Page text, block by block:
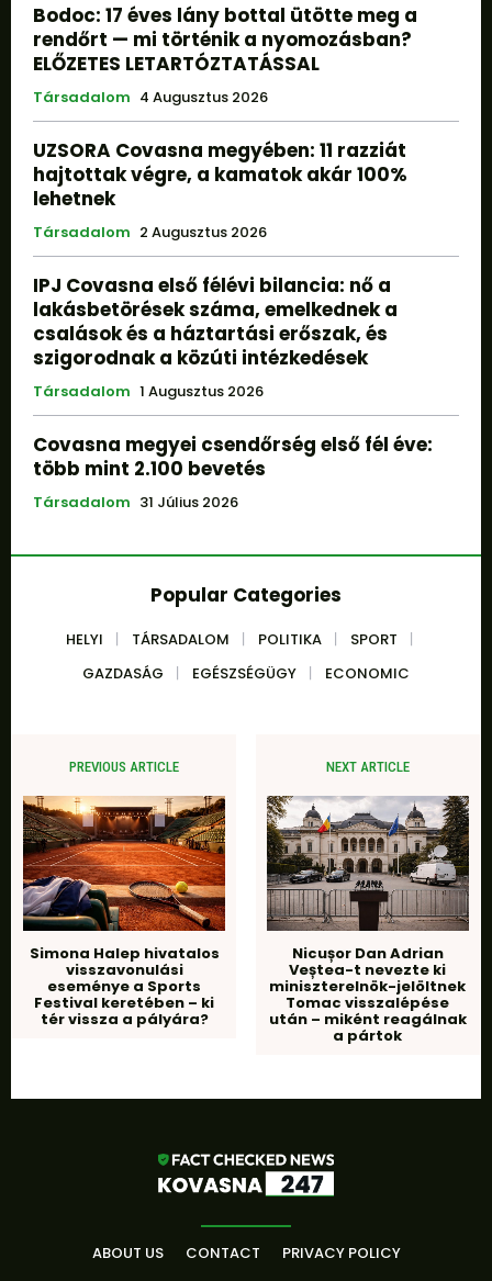
Bodoc: 17 éves lány bottal ütötte meg a
rendőrt — mi történik a nyomozásban?
ELŐZETES LETARTÓZTATÁSSAL
Társadalom 4 Augusztus 2026
UZSORA Covasna megyében: 11 razziát
hajtottak végre, a kamatok akár 100%
lehetnek
Társadalom 2 Augusztus 2026
IPJ Covasna első félévi bilancia: nő a
lakásbetörések száma, emelkednek a
csalások és a háztartási erőszak, és
szigorodnak a közúti intézkedések
Társadalom 1 Augusztus 2026
Covasna megyei csendőrség első fél éve:
több mint 2.100 bevetés
Társadalom 31 Július 2026
Popular Categories
HELYI TÁRSADALOM POLITIKA
SPORT
GAZDASÁG
EGÉSZSÉGÜGY ECONOMIC
PREVIOUS ARTICLE
Simona Halep hivatalos
visszavonulási
eseménye a Sports
Festival keretében – ki
tér vissza a pályára?
NEXT ARTICLE
Nicușor Dan Adrian
Veștea-t nevezte ki
miniszterelnök-jelöltnek
Tomac visszalépése
után – miként reagálnak
a pártok
ABOUT US CONTACT PRIVACY POLICY